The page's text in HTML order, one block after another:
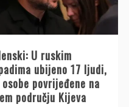
U ruskim
ubijeno 17 ljudi,
povrijeđene na
području Kijeva